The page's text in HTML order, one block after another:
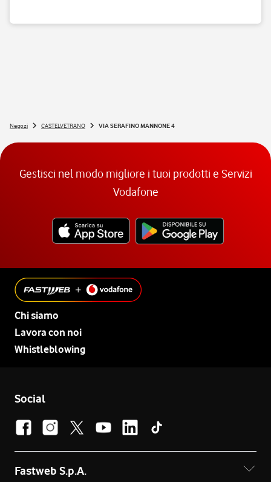
Negozi CASTELVETRANO VIA SERAFINO MANNONE 4
Gestisci nel modo migliore i tuoi prodotti e Servizi
Vodafone
Chi siamo
Lavora con noi
Whistleblowing
Social
Fastweb S.p.A.